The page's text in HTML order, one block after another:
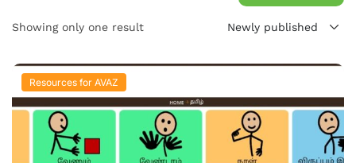
Showing only one result
Resources for AVAZ